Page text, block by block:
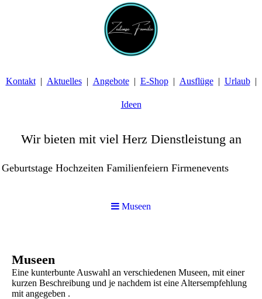
Kontakt Aktuelles Angebote E-Shop Ausflüge Urlaub
Ideen
Wir bieten mit viel Herz Dienstleistung an
Geburtstage Hochzeiten Familienfeiern Firmenevents
Museen
Museen
Eine kunterbunte Auswahl an verschiedenen Museen, mit einer
kurzen Beschreibung und je nachdem ist eine Altersempfehlung
mit angegeben .